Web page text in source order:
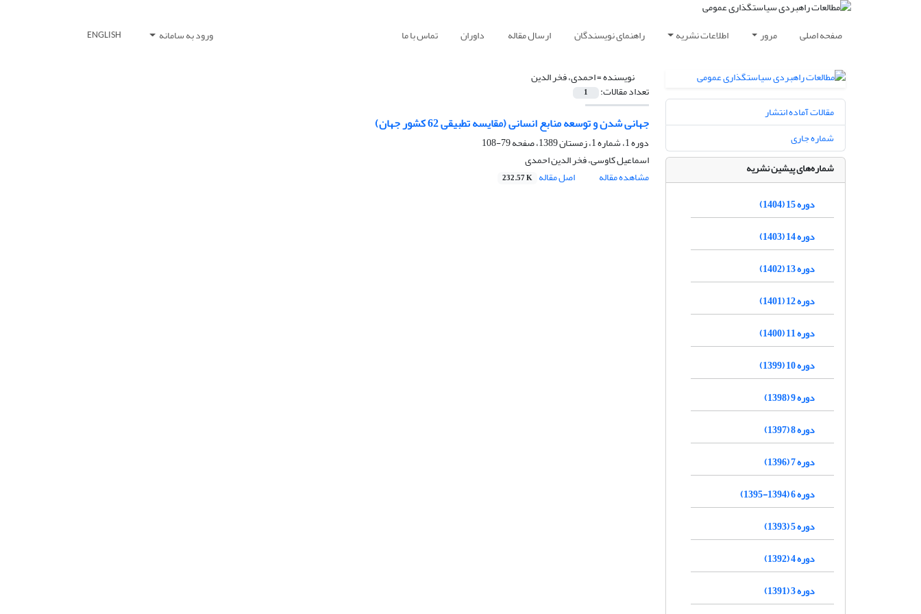
صفحه اصلی مرور اطلاعات نشریه راهنمای نویسندگان ارسال مقاله داوران تماس با ما ورود به سامانه ENGLISH
نویسنده =احمدی، فخر الدین
تعداد مقالات: 1
جهانی شدن و توسعه منابع انسانی (مقایسه تطبیقی 62 کشور جهان)
دوره 1، شماره 1، زمستان 1389، صفحه
79-108
اسماعیل کاوسی، فخر الدین احمدی
مشاهده مقاله
اصل مقاله 232.57 K
مقالات آماده انتشار
شماره جاری
شماره‌های پیشین نشریه
دوره 15 (1404)
دوره 14 (1403)
دوره 13 (1402)
دوره 12 (1401)
دوره 11 (1400)
دوره 10 (1399)
دوره 9 (1398)
دوره 8 (1397)
دوره 7 (1396)
دوره 6 (1394-1395)
دوره 5 (1393)
دوره 4 (1392)
دوره 3 (1391)